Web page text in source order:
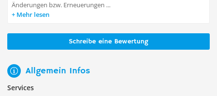
Änderungen bzw. Erneuerungen ...
Mehr lesen
Schreibe eine Bewertung
Allgemein Infos
Services